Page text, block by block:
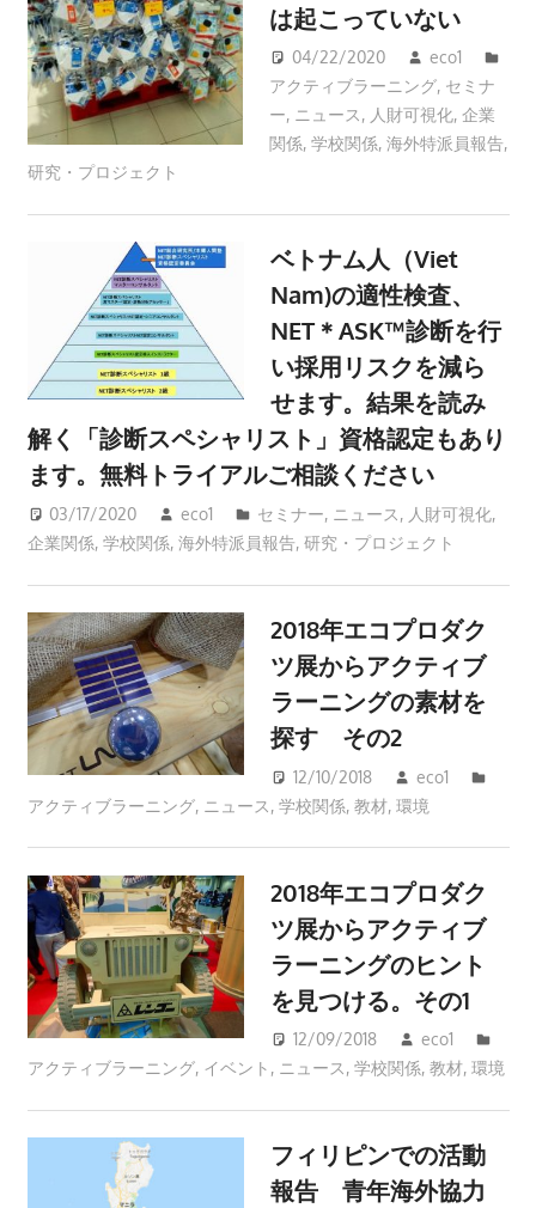
は起こっていない
04/22/2020
eco1
アクティブラーニング, セミナ
ー, ニュース, 人財可視化, 企業
関係, 学校関係, 海外特派員報告,
研究・プロジェクト
ベトナム人（Viet
Nam)の適性検査、
NET＊ASK™診断を行
い採用リスクを減ら
せます。結果を読み
解く「診断スペシャリスト」資格認定もあり
ます。無料トライアルご相談ください
03/17/2020 eco1 セミナー, ニュース, 人財可視化,
企業関係, 学校関係, 海外特派員報告, 研究・プロジェクト
2018年エコプロダク
ツ展からアクティブ
ラーニングの素材を
探す その2
12/10/2018
eco1
アクティブラーニング, ニュース, 学校関係, 教材, 環境
2018年エコプロダク
ツ展からアクティブ
ラーニングのヒント
を見つける。その1
12/09/2018
eco1
アクティブラーニング, イベント , ニュース, 学校関係, 教材, 環境
フィリピンでの活動
報告 青年海外協力